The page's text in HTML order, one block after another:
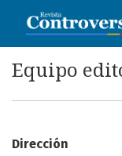
Equipo editorial
Equipo
Dirección